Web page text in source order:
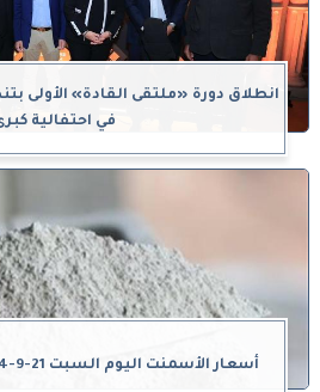
انطلاق دورة «ملتقى القادة» الأولى
في احتفالية
أسعار الأسمنت اليوم السبت 21-9-2024 في محافظة المنيا